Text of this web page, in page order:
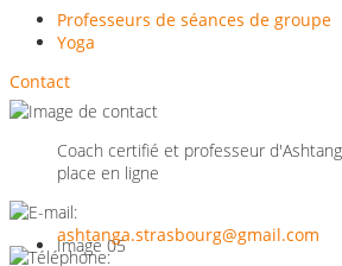
Image 05
Professeurs de séances de groupe
Yoga
Contact
Coach certifié et professeur
place en ligne
ashtanga.strasbourg@gmail.com